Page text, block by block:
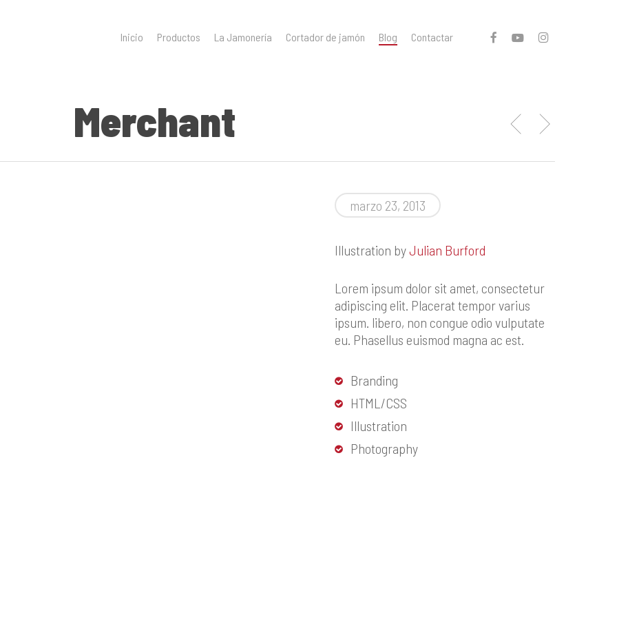
Inicio Productos La Jamonería Cortador de jamón Blog Contactar facebookyoutubeinstagram
Merchant
marzo 23, 2013
Illustration byJulian Burford
Lorem ipsum dolor sit amet, consectetur
adipiscing elit. Placerat tempor varius
ipsum. libero, non congue odio vulputate
eu. Phasellus euismod magna ac est.
Branding
HTML/CSS
Illustration
Photography